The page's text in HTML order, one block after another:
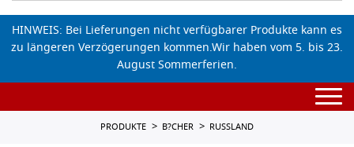
HINWEIS: Bei Lieferungen nicht verfügbarer Produkte kann es
zu längeren Verzögerungen kommen.Wir haben vom 5. bis 23.
August Sommerferien.
PRODUKTE B?CHER RUSSLAND